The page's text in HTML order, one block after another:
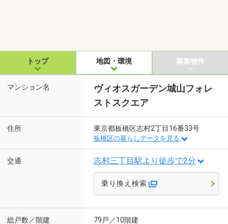
トップ 地図・環境 募集物件
マンション名
ヴィオスガーデン城山フォレ
ストスクエア
住所 東京都板橋区志村2丁目16番33号
板橋区の暮らしデータを見る
交通 志村三丁目駅より徒歩で2分
乗り換え検索
総戸数／階建 79戸／10階建